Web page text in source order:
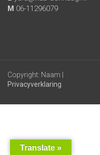
M 06-11296079
Copyright: Naam |
Privacyverklaring
Translate »